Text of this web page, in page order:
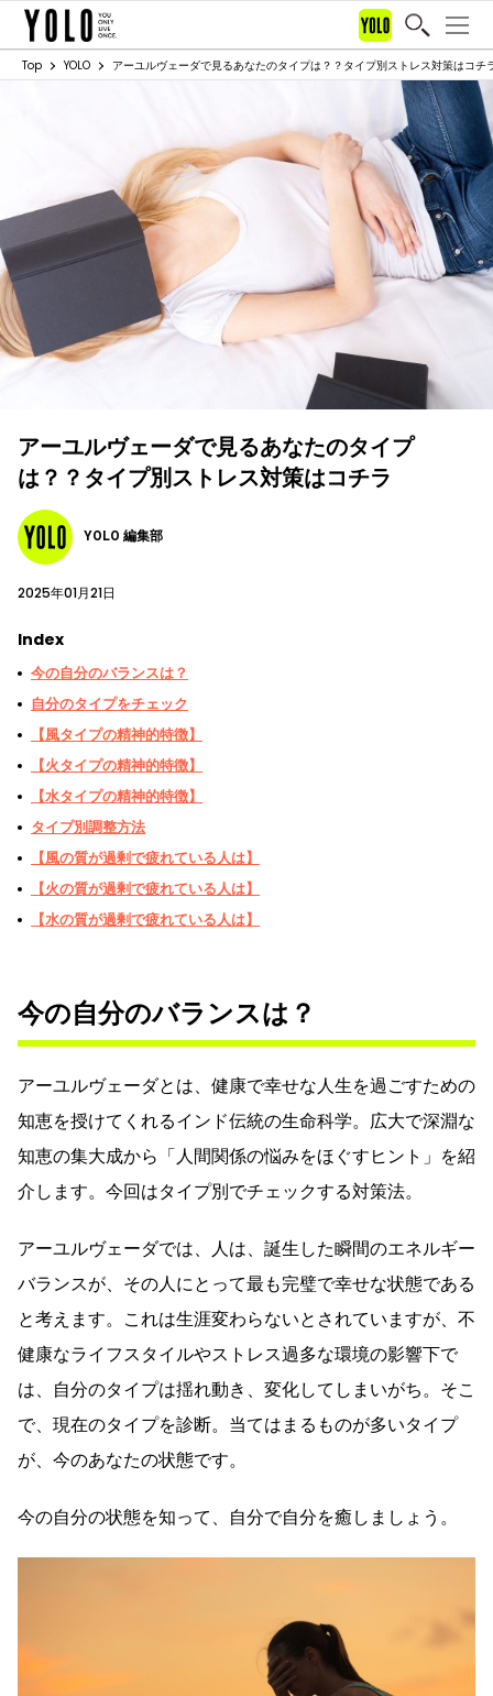
Top YOLO アーユルヴェーダで見るあなたのタイプは？？タイプ別ストレス対策はコチ
アーユルヴェーダで見るあなたのタイプ
は？？タイプ別ストレス対策はコチラ
YOLO 編集部
2025年01月21日
Index
今の自分のバランスは？
自分のタイプをチェック
【風タイプの精神的特徴】
【火タイプの精神的特徴】
【水タイプの精神的特徴】
タイプ別調整方法
【風の質が過剰で疲れている人は】
【火の質が過剰で疲れている人は】
【水の質が過剰で疲れている人は】
今の自分のバランスは？
アーユルヴェーダとは、健康で幸せな人生を過ごすための
知恵を授けてくれるインド伝統の生命科学。広大で深淵な
知恵の集大成から「人間関係の悩みをほぐすヒント」を紹
介します。今回はタイプ別でチェックする対策法。
アーユルヴェーダでは、人は、誕生した瞬間のエネルギー
バランスが、その人にとって最も完璧で幸せな状態である
と考えます。これは生涯変わらないとされていますが、不
健康なライフスタイルやストレス過多な環境の影響下で
は、自分のタイプは揺れ動き、変化してしまいがち。そこ
で、現在のタイプを診断。当てはまるものが多いタイプ
が、今のあなたの状態です。
今の自分の状態を知って、自分で自分を癒しましょう。